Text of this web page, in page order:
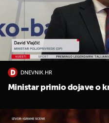
DNEVNIK.HR
Ministar primio dojave o